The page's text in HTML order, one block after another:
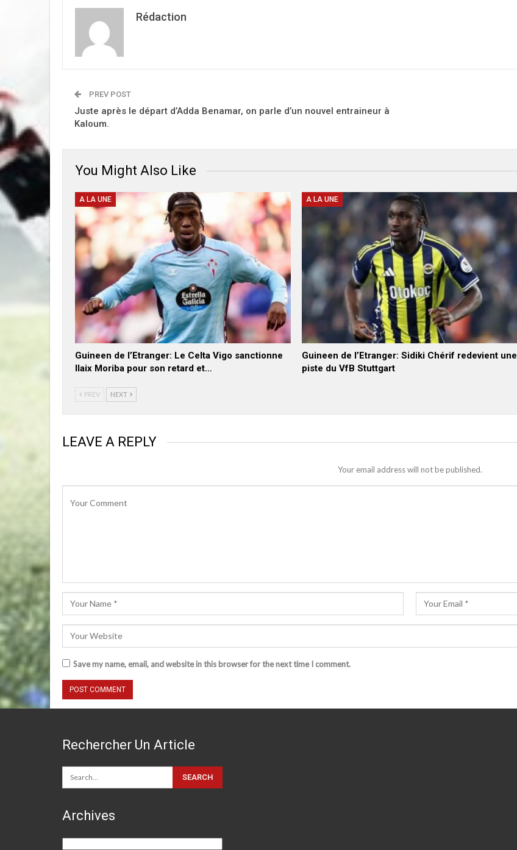
Rédaction
PREV POST
Juste après le départ d’Adda Benamar, on parle d’un nouvel entraineur à
Kaloum.
You Might Also Like
A LA UNE
Guineen de l’Etranger: Le Celta Vigo sanctionne
Ilaix Moriba pour son retard et…
A LA UNE
Guineen de l’Etranger: Sidiki Chérif redevient une
piste du VfB Stuttgart
PREV NEXT
LEAVE A REPLY
Your email address will not be published.
Save my name, email, and website in this browser for the next time I comment.
Rechercher Un Article
Archives